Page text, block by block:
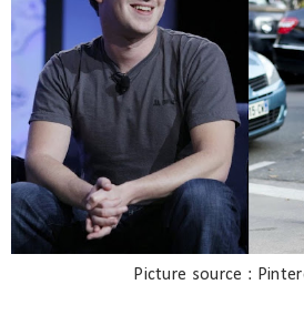
Picture source :